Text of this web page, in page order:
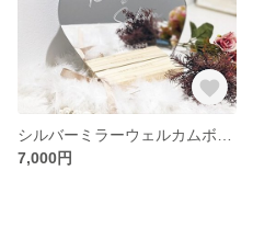
7,000円